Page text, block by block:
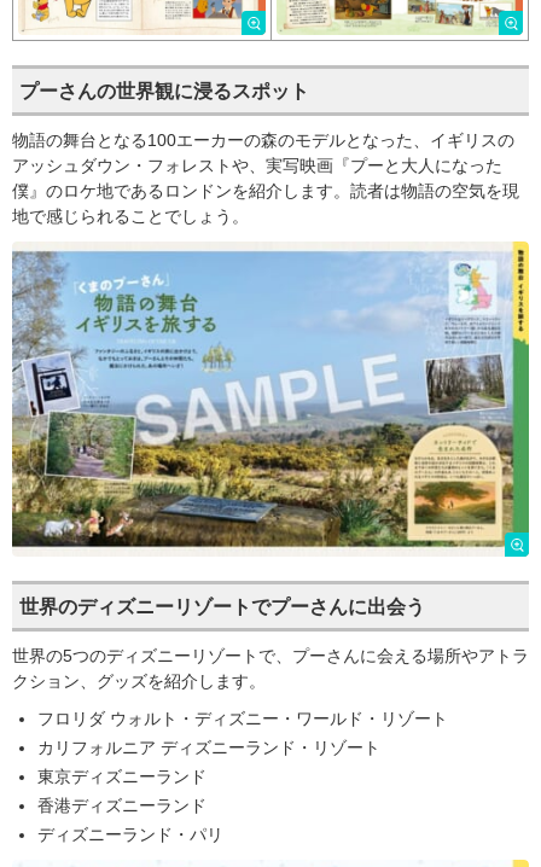
プーさんの世界観に浸るスポット
物語の舞台となる100エーカーの森のモデルとなった、イギリスの
アッシュダウン・フォレストや、実写映画『プーと大人になった
僕』のロケ地であるロンドンを紹介します。読者は物語の空気を現
地で感じられることでしょう。
世界のディズニーリゾートでプーさんに出会う
世界の5つのディズニーリゾートで、プーさんに会える場所やアトラ
クション、グッズを紹介します。
フロリダ ウォルト・ディズニー・ワールド・リゾート
カリフォルニア ディズニーランド・リゾート
東京ディズニーランド
香港ディズニーランド
ディズニーランド・パリ